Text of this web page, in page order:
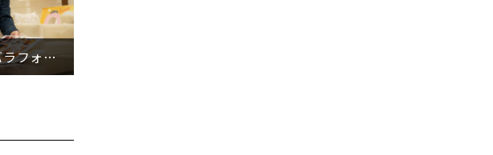
最短1週間で叶う！平日バラフォトウエディング！